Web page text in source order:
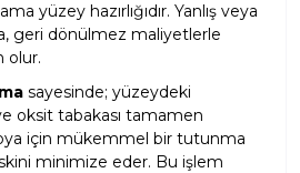
yüzey hazırlığıdır. Yanlış veya
geri dönülmez maliyetlerle
olur.
sayesinde; yüzeydeki
oksit tabakası tamamen
için mükemmel bir tutunma
minimize eder. Bu işlem